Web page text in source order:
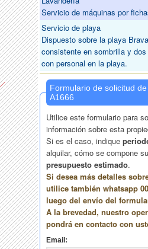
Servicio de máquinas por
Servicio de playa
Dispuesto sobre la playa
consistente en sombrilla y
con personal en la playa.